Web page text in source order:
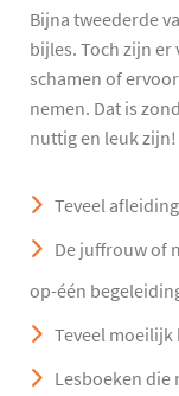
Bijna tweederde
bijles. Toch zijn
schamen of
nemen. Dat is
nuttig en leuk
Teveel
De juffrouw of
op-één
Teveel moeilijk
Lesboeken die